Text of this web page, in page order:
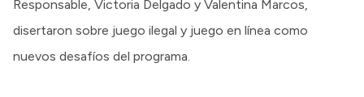
Responsable, Victoria Delgado y Valentina Marcos,
disertaron sobre juego ilegal y juego en línea como
nuevos desafíos del programa.